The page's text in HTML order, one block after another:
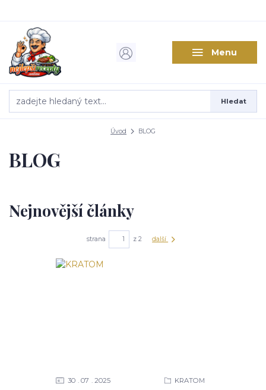
Menu
Hledat
Úvod BLOG
BLOG
Nejnovější články
strana z 2 další
30 07 2025 KRATOM